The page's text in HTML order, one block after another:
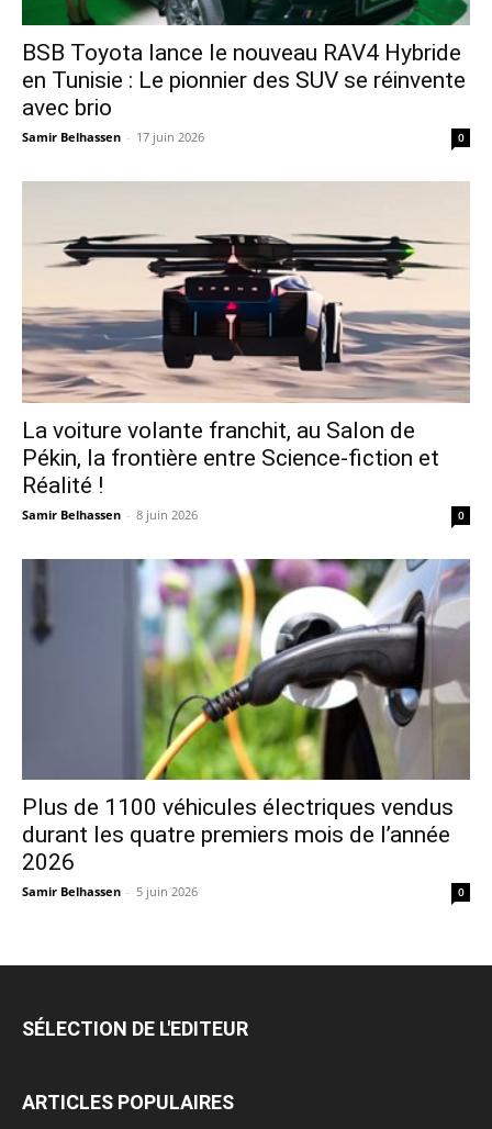
​BSB Toyota lance le nouveau RAV4 Hybride
en Tunisie : Le pionnier des SUV se réinvente
avec brio
Samir Belhassen - 17 juin 2026 0
La voiture volante franchit, au Salon de
Pékin, la frontière entre Science-fiction et
Réalité !
Samir Belhassen - 8 juin 2026 0
Plus de 1100 véhicules électriques vendus
durant les quatre premiers mois de l’année
2026
Samir Belhassen - 5 juin 2026 0
SÉLECTION DE L'EDITEUR
ARTICLES POPULAIRES